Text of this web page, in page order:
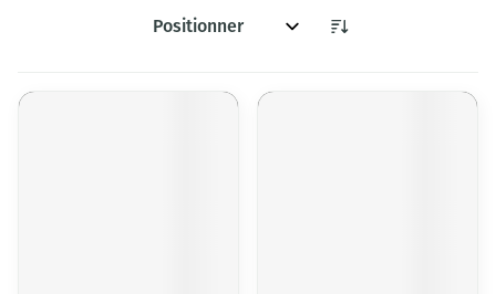
Trier par: